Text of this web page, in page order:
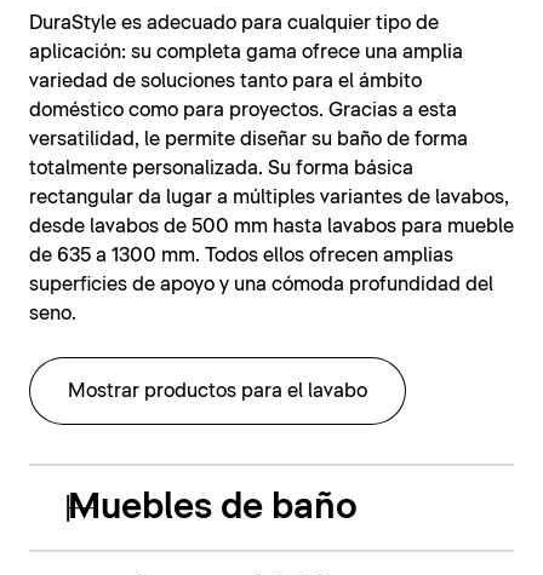
DuraStyle es adecuado para cualquier tipo de
aplicación: su completa gama ofrece una amplia
variedad de soluciones tanto para el ámbito
doméstico como para proyectos. Gracias a esta
versatilidad, le permite diseñar su baño de forma
totalmente personalizada. Su forma básica
rectangular da lugar a múltiples variantes de lavabos,
desde lavabos de 500 mm hasta lavabos para mueble
de 635 a 1300 mm. Todos ellos ofrecen amplias
superficies de apoyo y una cómoda profundidad del
seno.
Mostrar productos para el lavabo
Muebles de baño